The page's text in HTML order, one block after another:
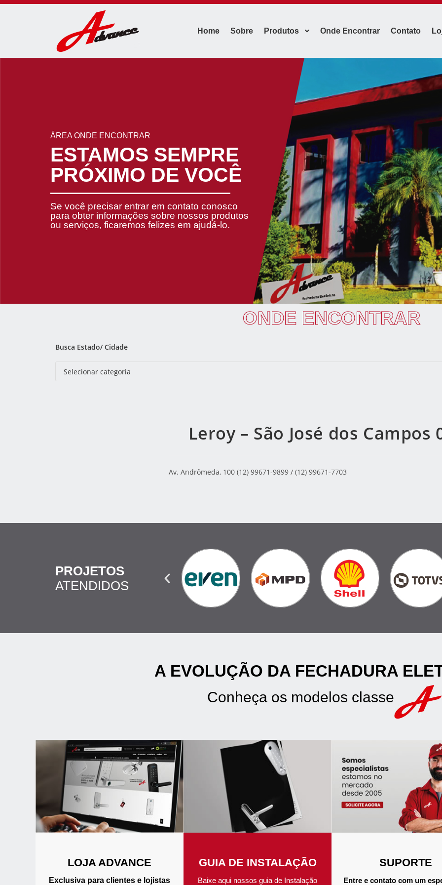
Home Sobre Produtos Onde Encontrar Contato
ÁREA ONDE ENCONTRAR
ESTAMOS SEMPRE
PRÓXIMO DE VOCÊ
Se você precisar entrar em contato conosco
para obter informações sobre nossos produtos
ou serviços, ficaremos felizes em ajudá-lo.
ONDE ENCONTRAR
Busca Estado/ Cidade
Leroy – São José dos Campos
Av. Andrômeda, 100 (12) 99671-9899 / (12) 99671-7703
PROJETOS
ATENDIDOS
A EVOLUÇÃO DA FECHADURA
Conheça os modelos classe
LOJA ADVANCE
Exclusiva para clientes e lojistas
GUIA DE INSTALAÇÃO
Baixe aqui nossos guia de Instalação
SUPORTE
Entre e contato com um